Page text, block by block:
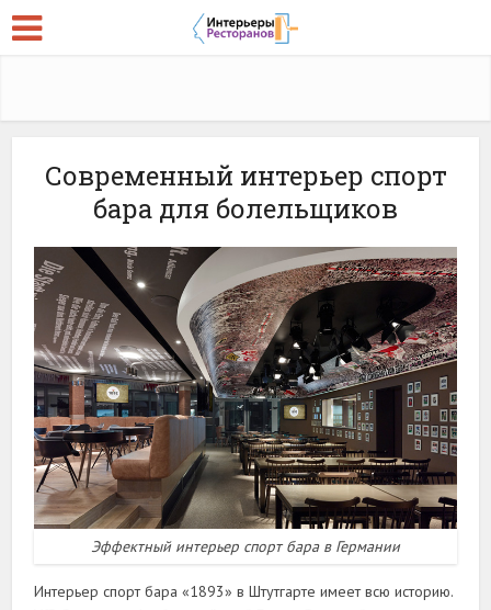
Современный интерьер спорт
бара для болельщиков
Эффектный интерьер спорт бара в Германии
Интерьер спорт бара «1893» в Штутгарте имеет всю историю.